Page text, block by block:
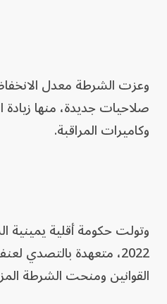
صلاحيات جديدة، منها زيادة
وكاميرات المراقبة.
وتولت حكومة أقلية يمينية
2022، متعهدة
القوانين ومنحت الشرطة